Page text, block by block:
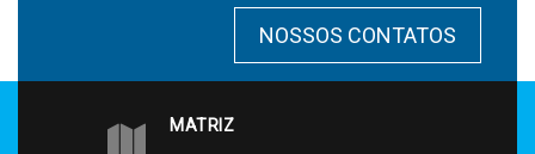
NOSSOS CONTATOS
MATRIZ